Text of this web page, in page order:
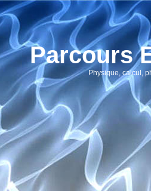
Parcours
Physique, calcul,